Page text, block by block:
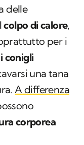
delle
colpo di calore,
per i
conigli
una tana
A differenza
corporea